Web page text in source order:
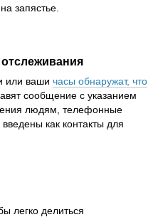
запястье.
или ваши часы обнаружат, что
сообщение с указанием
людям, телефонные
как контакты для
легко делиться